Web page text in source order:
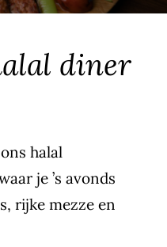
diner
halal
je ’s avonds
rijke mezze en